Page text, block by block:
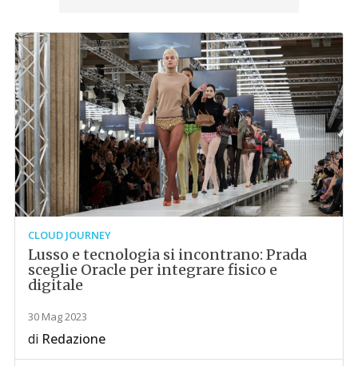
CLOUD JOURNEY
Lusso e tecnologia si incontrano: Prada
sceglie Oracle per integrare fisico e
digitale
30 Mag 2023
di Redazione